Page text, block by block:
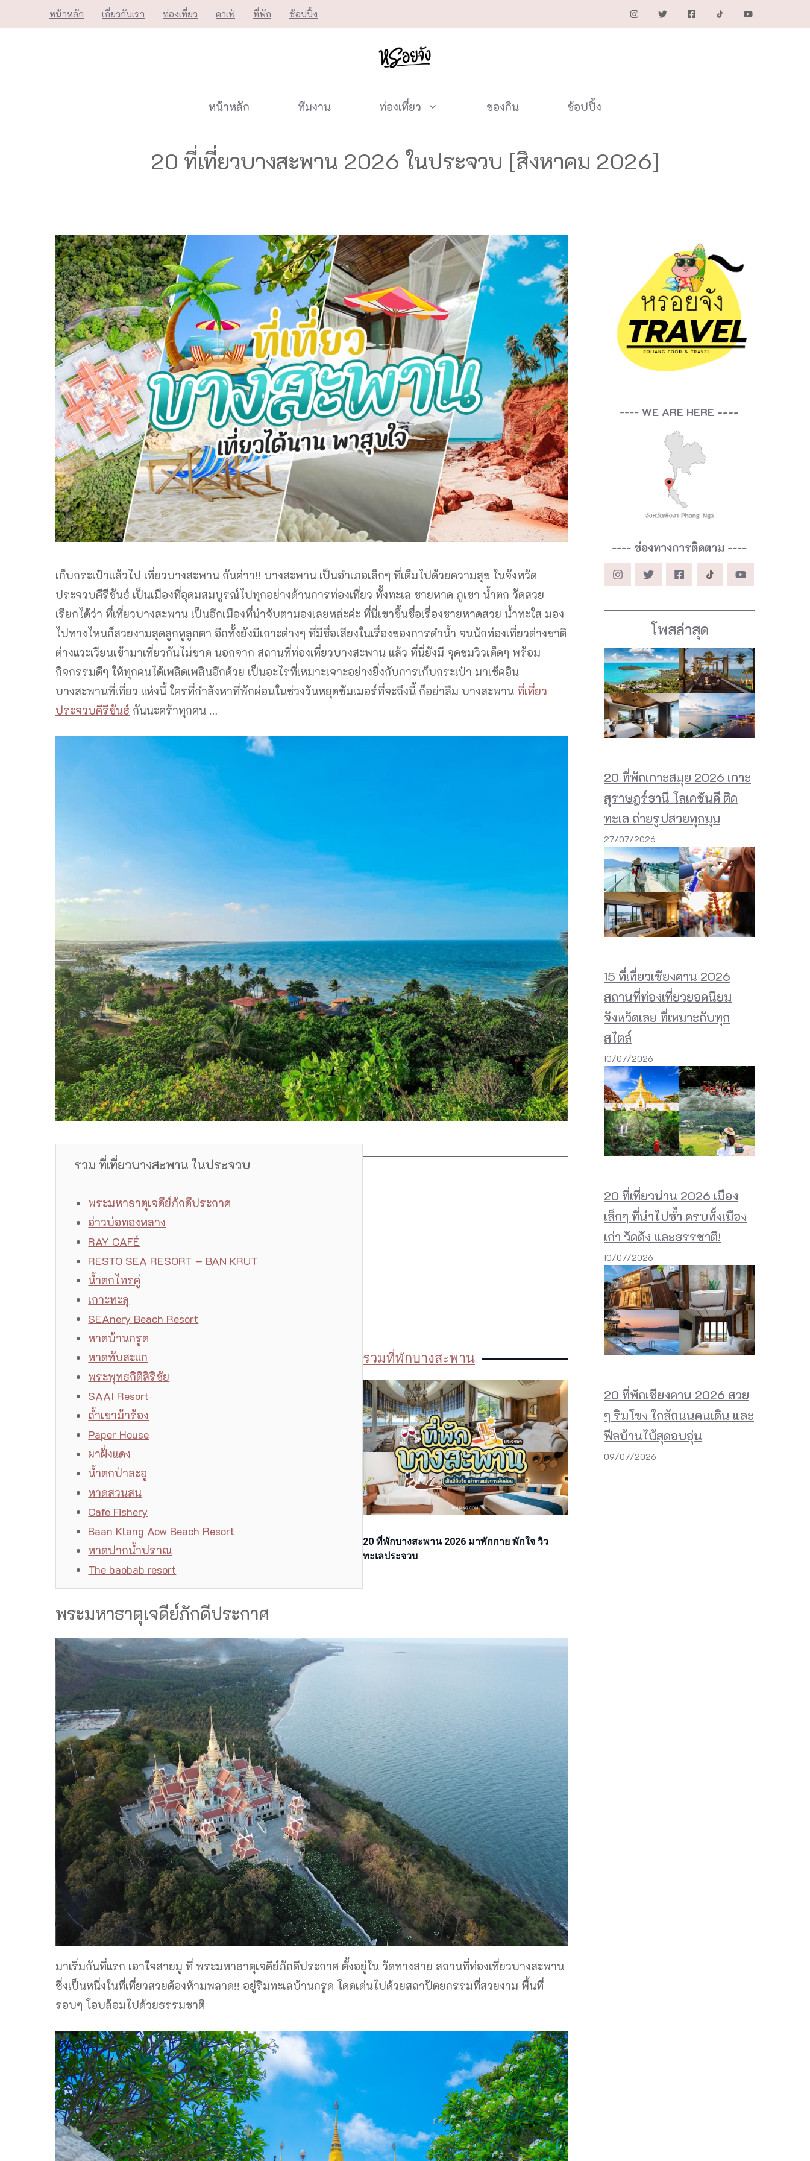
to
หน้าหลัก เกี่ยวกับเรา ท่องเที่ยว คาเฟ่ ที่พัก ช้อปปิ้ง
หน้าหลัก ทีมงาน ท่องเที่ยว ของกิน ช้อปปิ้ง
20 ที่เที่ยวบางสะพาน 2026 ในประจวบ [สิงหาคม 2026]
เก็บกระเป๋าแล้วไป เที่ยวบางสะพาน กันค่าา!! บางสะพาน เป็นอำเภอเล็กๆ ที่เต็มไปด้วยความสุข ในจังหวัด
ประจวบคีรีขันธ์ เป็นเมืองที่อุดมสมบูรณ์ไปทุกอย่างด้านการท่องเที่ยว ทั้งทะเล ชายหาด ภูเขา น้ำตก วัดสวย
เรียกได้ว่า ที่เที่ยวบางสะพาน เป็นอีกเมืองที่น่าจับตามองเลยหล่ะค่ะ ที่นี่เขาขึ้นชื่อเรื่องชายหาดสวย น้ำทะใส มอง
ไปทางไหนก็สวยงามสุดลูกหูลูกตา อีกทั้งยังมีเกาะต่างๆ ที่มีชื่อเสียงในเรื่องของการดำน้ำ จนนักท่องเที่ยวต่างชาติ
ต่างแวะเวียนเข้ามาเที่ยวกันไม่ขาด นอกจาก สถานที่ท่องเที่ยวบางสะพาน แล้ว ที่นี่ยังมี จุดชมวิวเด็ดๆ พร้อม
กิจกรรมดีๆ ให้ทุกคนได้เพลิดเพลินอีกด้วย เป็นอะไรที่เหมาะเจาะอย่างยิ่งกับการเก็บกระเป๋า มาเช็คอิน
บางสะพานที่เที่ยว แห่งนี้ ใครที่กำลังหาที่พักผ่อนในช่วงวันหยุดซัมเมอร์ที่จะถึงนี้ ก็อย่าลืม บางสะพาน ที่เที่ยว
ประจวบคีรีขันธ์ กันนะคร้าทุกคน …
รวม ที่เที่ยวบางสะพาน ในประจวบ
พระมหาธาตุเจดีย์ภักดีประกาศ
อ่าวบ่อทองหลาง
RAY CAFÉ
RESTO SEA RESORT – BAN KRUT
น้ำตกไทรคู่
เกาะทะลุ
SEAnery Beach Resort
หาดบ้านกรูด
หาดทับสะแก
พระพุทธกิติสิริชัย
SAAI Resort
ถ้ำเขาม้าร้อง
Paper House
ผาฝั่งแดง
น้ำตกป่าละอู
หาดสวนสน
Cafe Fishery
Baan Klang Aow Beach Resort
หาดปากน้ำปราณ
The baobab resort
รวมที่พักบางสะพาน
20 ที่พักบางสะพาน 2026 มาพักกาย พักใจ วิว
ทะเลประจวบ
พระมหาธาตุเจดีย์ภักดีประกาศ
มาเริ่มกันที่แรก เอาใจสายมู ที่ พระมหาธาตุเจดีย์ภักดีประกาศ ตั้งอยู่ใน วัดทางสาย สถานที่ท่องเที่ยวบางสะพาน
ซึ่งเป็นหนึ่งในที่เที่ยวสวยต้องห้ามพลาด!! อยู่ริมทะเลบ้านกรูด โดดเด่นไปด้วยสถาปัตยกรรมที่สวยงาม พื้นที่
รอบๆ โอบล้อมไปด้วยธรรมชาติ
---- WE ARE HERE ----
---- ช่องทางการติดตาม ----
โพสล่าสุด
20 ที่พักเกาะสมุย 2026 เกาะ
สุราษฎร์ธานี โลเคชันดี ติด
ทะเล ถ่ายรูปสวยทุกมุม
27/07/2026
15 ที่เที่ยวเชียงคาน 2026
สถานที่ท่องเที่ยวยอดนิยม
จังหวัดเลย ที่เหมาะกับทุก
สไตล์
10/07/2026
20 ที่เที่ยวน่าน 2026 เมือง
เล็กๆ ที่น่าไปซ้ำ ครบทั้งเมือง
เก่า วัดดัง และธรรชาติ!
10/07/2026
20 ที่พักเชียงคาน 2026 สวย
ๆ ริมโขง ใกล้ถนนคนเดิน และ
ฟีลบ้านไม้สุดอบอุ่น
09/07/2026